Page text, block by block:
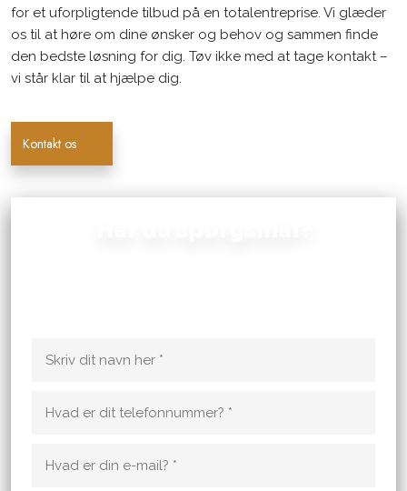
for et uforpligtende tilbud på en totalentreprise. Vi glæder
os til at høre om dine ønsker og behov og sammen finde
den bedste løsning for dig. Tøv ikke med at tage kontakt –
vi står klar til at hjælpe dig.
Kontakt os